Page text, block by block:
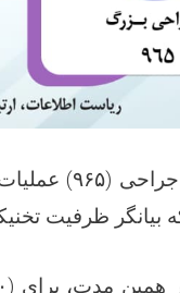
جراحی‌ (۹۶۵)
بیانگر ظرفیت
همین مدت، برای (